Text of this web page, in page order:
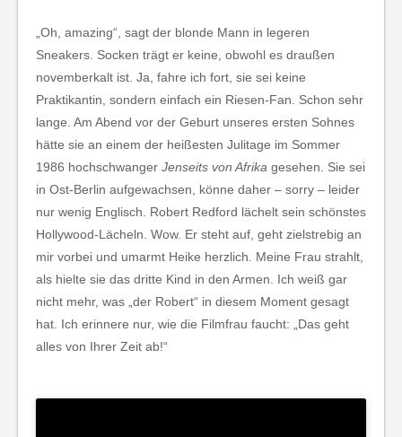
„Oh, amazing“, sagt der blonde Mann in legeren
Sneakers. Socken trägt er keine, obwohl es draußen
novemberkalt ist. Ja, fahre ich fort, sie sei keine
Praktikantin, sondern einfach ein Riesen-Fan. Schon sehr
lange. Am Abend vor der Geburt unseres ersten Sohnes
hätte sie an einem der heißesten Julitage im Sommer
1986 hochschwanger Jenseits von Afrika gesehen. Sie sei
in Ost-Berlin aufgewachsen, könne daher – sorry – leider
nur wenig Englisch. Robert Redford lächelt sein schönstes
Hollywood-Lächeln. Wow. Er steht auf, geht zielstrebig an
mir vorbei und umarmt Heike herzlich. Meine Frau strahlt,
als hielte sie das dritte Kind in den Armen. Ich weiß gar
nicht mehr, was „der Robert“ in diesem Moment gesagt
hat. Ich erinnere nur, wie die Filmfrau faucht: „Das geht
alles von Ihrer Zeit ab!“